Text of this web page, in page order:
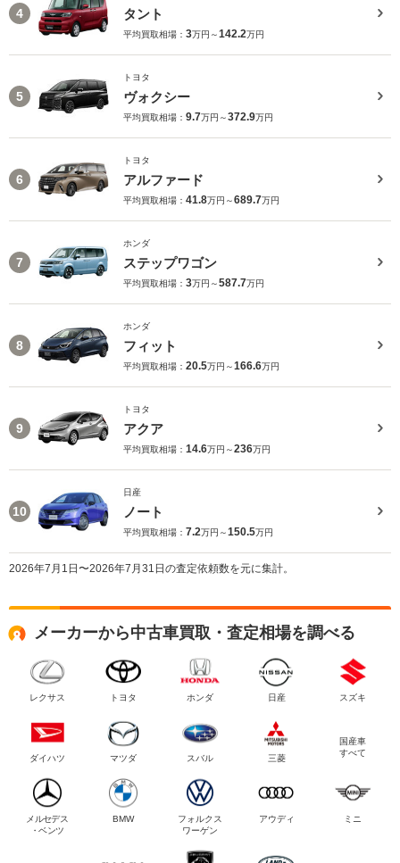
4 タント
平均買取相場： 3万円～142.2万円
5
トヨタ
ヴォクシー
平均買取相場： 9.7万円～372.9万円
6
トヨタ
アルファード
平均買取相場： 41.8万円～689.7万円
7
ホンダ
ステップワゴン
平均買取相場： 3万円～587.7万円
8
ホンダ
フィット
平均買取相場： 20.5万円～166.6万円
9
トヨタ
アクア
平均買取相場： 14.6万円～236万円
10
日産
ノート
平均買取相場： 7.2万円～150.5万円
2026年7月1日〜2026年7月31日の査定依頼数を元に集計。
メーカーから中古車買取・査定相場を調べる
レクサス トヨタ ホンダ 日産 スズキ
ダイハツ マツダ スバル 三菱
国産車
すべて
メルセデス
・ベンツ
BMW
フォルクス
ワーゲン
アウディ ミニ